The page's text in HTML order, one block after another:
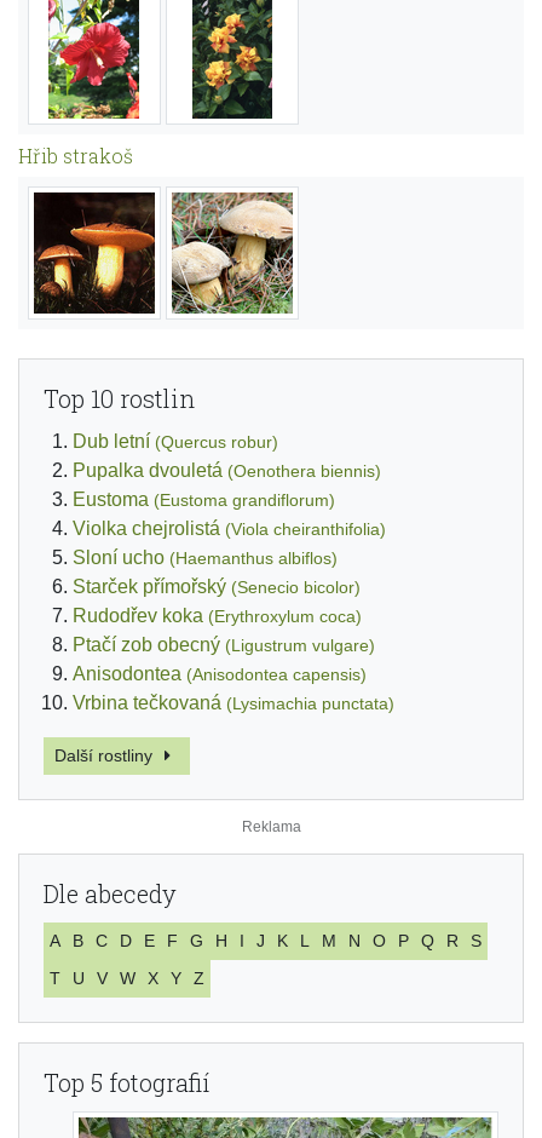
Hřib strakoš
Top 10 rostlin
Dub letní (Quercus robur)
Pupalka dvouletá (Oenothera biennis)
Eustoma (Eustoma grandiflorum)
Violka chejrolistá (Viola cheiranthifolia)
Sloní ucho (Haemanthus albiflos)
Starček přímořský (Senecio bicolor)
Rudodřev koka (Erythroxylum coca)
Ptačí zob obecný (Ligustrum vulgare)
Anisodontea (Anisodontea capensis)
Vrbina tečkovaná (Lysimachia punctata)
Další rostliny
Dle abecedy
A B C D E F G H I J K L M N O P Q R
S
T
U V W X Y Z
Top 5 fotografií